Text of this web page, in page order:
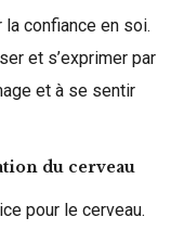
confiance en soi.
et s’exprimer par
et à se sentir
du cerveau
pour le cerveau.